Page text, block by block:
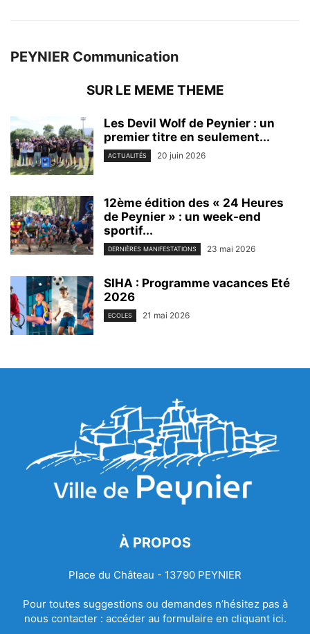
PEYNIER Communication
SUR LE MEME THEME
Les Devil Wolf de Peynier : un
premier titre en seulement...
ACTUALITÉS 20 juin 2026
12ème édition des « 24 Heures
de Peynier » : un week-end
sportif...
DERNIÈRES MANIFESTATIONS 23 mai 2026
SIHA : Programme vacances Eté
2026
ECOLES 21 mai 2026
À PROPOS
Place du Château - 13790 PEYNIER
Pour toutes suggestions ou demandes n’hésitez pas à
nous contacter : accéder au formulaire en cliquant ici.